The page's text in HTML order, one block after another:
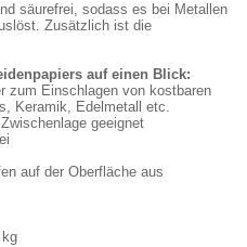
säurefrei, sodass es bei Metallen
Zusätzlich ist die
auf einen Blick:
zum Einschlagen von kostbaren
Keramik, Edelmetall etc.
geeignet
auf der Oberfläche aus